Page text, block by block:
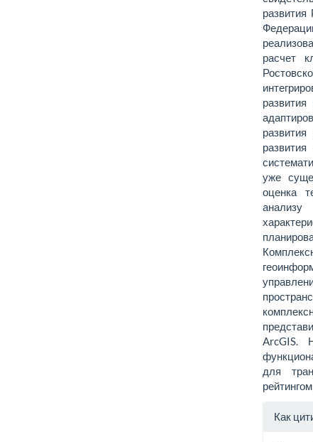
расчет
уже
оценка
ArcGIS.
для
Как